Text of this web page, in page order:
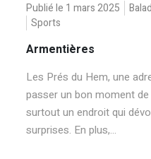
Publié le 1 mars 2025
Sports
Armentières
Les Prés du Hem, une
passer un bon moment
surtout un endroit qui
surprises. En plus,...